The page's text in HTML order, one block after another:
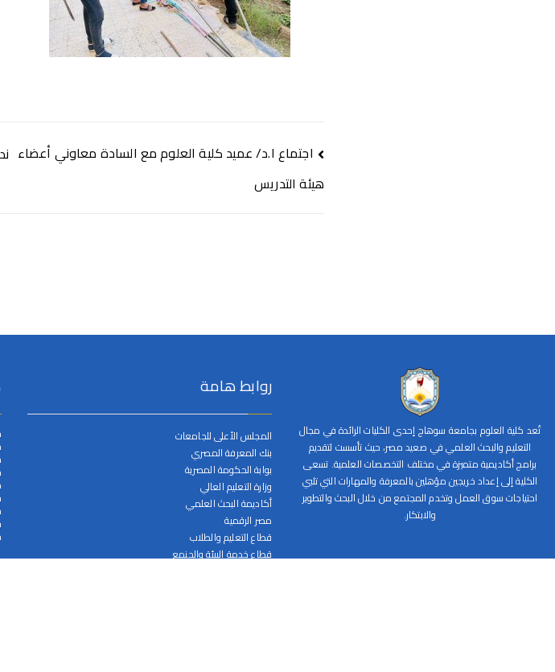
اجتماع ا.د/ عميد كلية العلوم مع السادة معاوني أعضاء
هيئة التدريس
تُعد كلية العلوم بجامعة سوهاج إحدى الكليات الرائدة في مجال
التعليم والبحث العلمي في صعيد مصر، حيث تأسست لتقديم
برامج أكاديمية متميزة في مختلف التخصصات العلمية. تسعى
الكلية إلى إعداد خريجين مؤهلين بالمعرفة والمهارات التي تلبي
احتياجات سوق العمل وتخدم المجتمع من خلال البحث والتطوير
والابتكار.
روابط هامة
المجلس الأعلى للجامعات
بنك المعرفة المصري
بوابة الحكومة المصرية
وزارة التعليم العالي
أكاديمة البحث العلمي
مصر الرقمية
قطاع التعليم والطلاب
قطاع خدمة البيئة والجنمع